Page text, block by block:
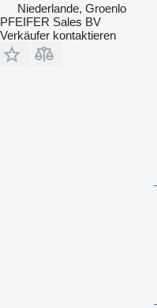
Niederlande, Groenlo
PFEIFER Sales BV
Verkäufer kontaktieren